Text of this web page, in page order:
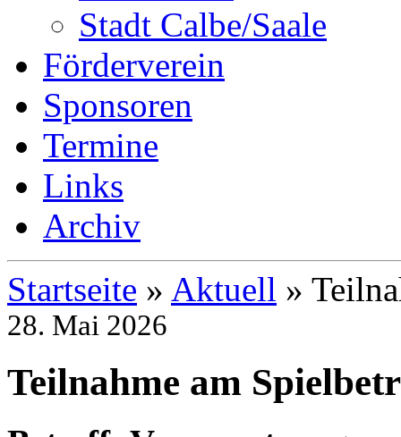
Stadt Calbe/Saale
Förderverein
Sponsoren
Termine
Links
Archiv
Startseite » Aktuell »
28. Mai 2026
Teilnahme am